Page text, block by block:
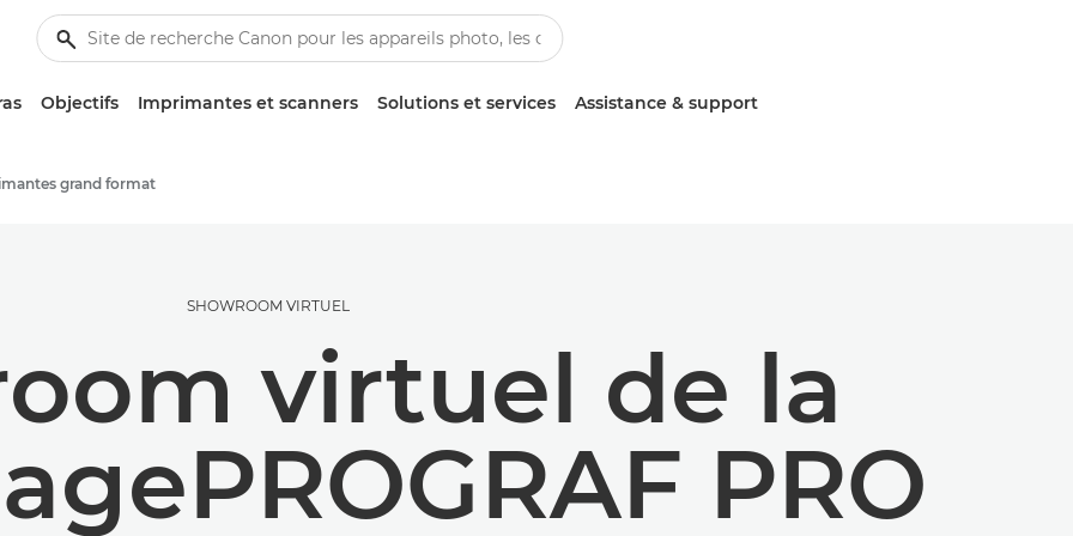
Objectifs Imprimantes et scanners Solutions et services Assistance & support
grand format
SHOWROOM VIRTUEL
virtuel de la
PRO